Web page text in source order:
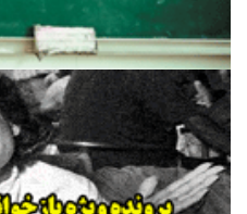
راهبرد غافلگیری با نسل جدید پهپاد‌ها
جنجال پزشکان تقلبی در صنعت زیبایی
یهودی‌ها در ادبیات داستانی اروپا؛ از
گفت‌وگو با خواهر یکی از شهدای جنگ
اهل خدمت بی‌منت بود